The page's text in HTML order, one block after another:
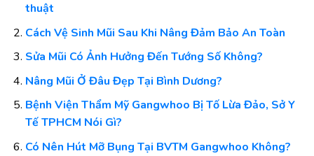
thuật
Cách Vệ Sinh Mũi Sau Khi Nâng Đảm Bảo An Toàn
Sửa Mũi Có Ảnh Hưởng Đến Tướng Số Không?
Nâng Mũi Ở Đâu Đẹp Tại Bình Dương?
Bệnh Viện Thẩm Mỹ Gangwhoo Bị Tố Lừa Đảo, Sở Y
Tế TPHCM Nói Gì?
Có Nên Hút Mỡ Bụng Tại BVTM Gangwhoo Không?